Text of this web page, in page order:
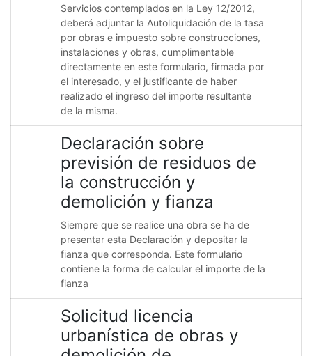
Servicios contemplados en la Ley 12/2012,
deberá adjuntar la Autoliquidación de la tasa
por obras e impuesto sobre construcciones,
instalaciones y obras, cumplimentable
directamente en este formulario, firmada por
el interesado, y el justificante de haber
realizado el ingreso del importe resultante
de la misma.
Declaración sobre
previsión de residuos de
la construcción y
demolición y fianza
Siempre que se realice una obra se ha de
presentar esta Declaración y depositar la
fianza que corresponda. Este formulario
contiene la forma de calcular el importe de la
fianza
Solicitud licencia
urbanística de obras y